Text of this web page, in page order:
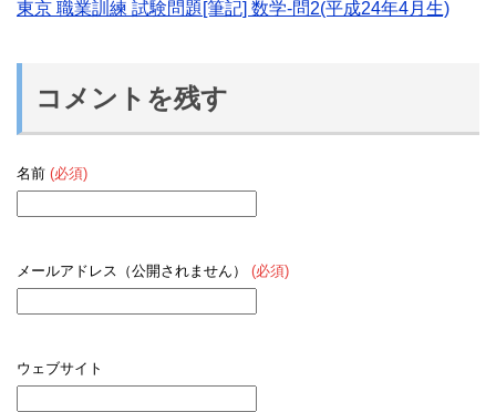
東京 職業訓練 試験問題[筆記] 数学-問2(平成24年4月生)
コメントを残す
名前 (必須)
メールアドレス（公開されません） (必須)
ウェブサイト